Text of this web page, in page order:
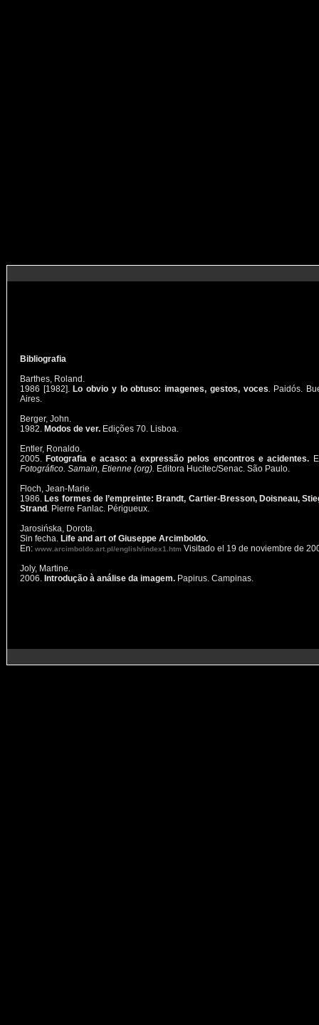
Bibliografia
Barthes, Roland.
1986 [1982]. Lo obvio y lo obtuso: imagenes, gestos, voces. Paidós.
Aires.
Berger, John.
1982. Modos de ver. Edições 70. Lisboa.
Entler, Ronaldo.
2005. Fotografia e acaso: a expressão pelos encontros e acidentes.
Fotográfico. Samain, Etienne (org). Editora Hucitec/Senac. São Paulo.
Floch, Jean-Marie.
1986. Les formes de l’empreinte: Brandt, Cartier-Bresson, Doisneau,
Strand. Pierre Fanlac. Périgueux.
Jarosińska, Dorota.
Sin fecha. Life and art of Giuseppe Arcimboldo.
En: www.arcimboldo.art.pl/english/index1.htm Visitado el 19 de noviembre de
Joly, Martine.
2006. Introdução à análise da imagem. Papirus. Campinas.